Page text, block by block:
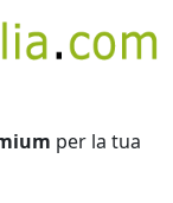
per la tua